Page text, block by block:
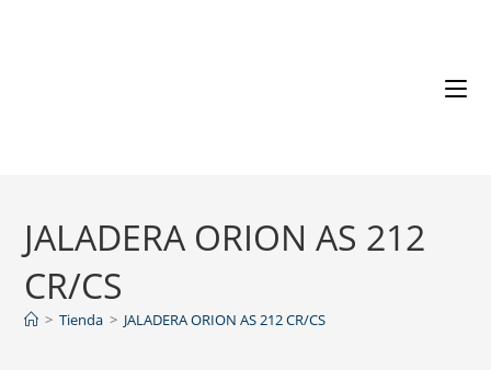
JALADERA ORION AS 212
CR/CS
> Tienda > JALADERA ORION AS 212 CR/CS